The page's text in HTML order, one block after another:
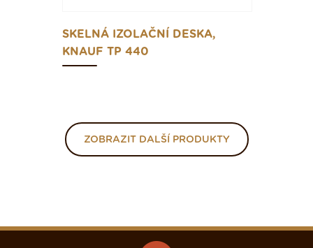
SKELNÁ IZOLAČNÍ DESKA,
KNAUF TP 440
ZOBRAZIT DALŠÍ PRODUKTY